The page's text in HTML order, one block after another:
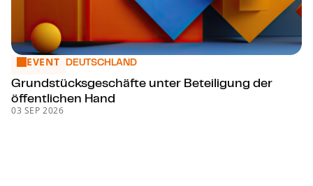
Grund­stücks­ge­schäf­te unter Beteiligung der öffentlichen
EVENT DEUTSCHLAND
Grund­stücks­ge­schäf­te unter Beteiligung der
öffentlichen Hand
03 SEP 2026